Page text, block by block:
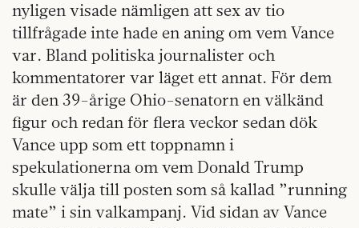
nyligen visade nämligen att sex av tio
tillfrågade inte hade en aning om vem Vance
var. Bland politiska journalister och
kommentatorer var läget ett annat. För dem
är den 39-årige Ohio-senatorn en välkänd
figur och redan för flera veckor sedan dök
Vance upp som ett toppnamn i
spekulationerna om vem Donald Trump
skulle välja till posten som så kallad ”running
mate” i sin valkampanj. Vid sidan av Vance